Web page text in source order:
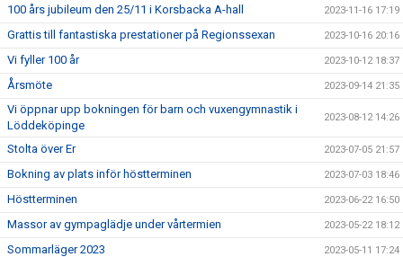
100 års jubileum den 25/11 i Korsbacka A-hall 2023-11-16 17:19
Grattis till fantastiska prestationer på Regionssexan 2023-10-16 20:16
Vi fyller 100 år 2023-10-12 18:37
Årsmöte 2023-09-14 21:35
Vi öppnar upp bokningen för barn och vuxengymnastik i
Löddeköpinge
2023-08-12 14:26
Stolta över Er 2023-07-05 21:57
Bokning av plats inför höstterminen 2023-07-03 18:46
Höstterminen 2023-06-22 16:50
Massor av gympaglädje under vårtermien 2023-05-22 18:12
Sommarläger 2023 2023-05-11 17:24